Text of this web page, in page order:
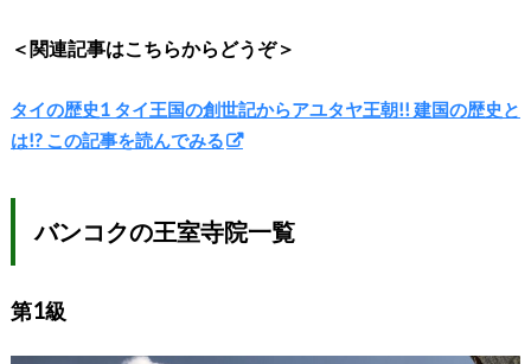
＜関連記事はこちらからどうぞ＞
タイの歴史1 タイ王国の創世記からアユタヤ王朝!! 建国の歴史と
は!? この記事を読んでみる
バンコクの王室寺院一覧
第1級